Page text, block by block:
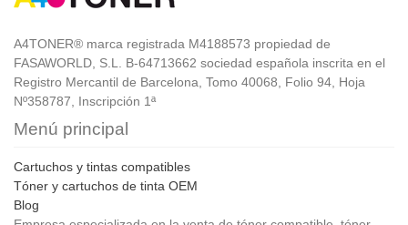
A4TONER® marca registrada M4188573 propiedad de
FASAWORLD, S.L. B-64713662 sociedad española inscrita en el
Registro Mercantil de Barcelona, Tomo 40068, Folio 94, Hoja
Nº358787, Inscripción 1ª
Menú principal
Cartuchos y tintas compatibles
Tóner y cartuchos de tinta OEM
Blog